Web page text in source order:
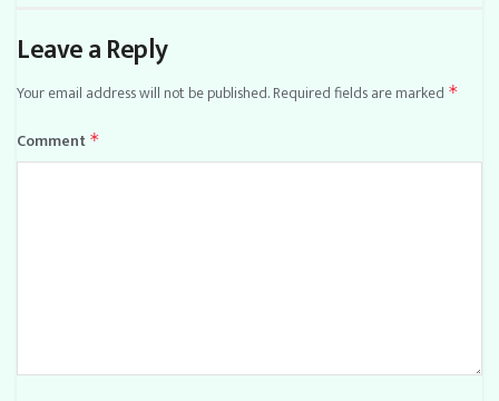
Leave a Reply
Your email address will not be published.Required fields are marked *
Comment *